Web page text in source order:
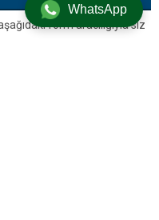
form aracılığıyla siz
WhatsApp